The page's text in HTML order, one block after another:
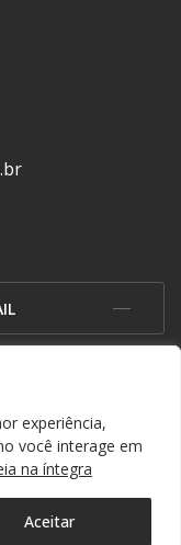
experiência,
você interage em
na íntegra
Aceitar
reservados. By